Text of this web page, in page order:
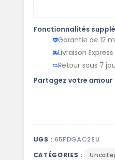
Fonctionnalités
Garantie de 12
Livraison Express
Retour sous 7
Partagez votre amour
UGS : 65FDGAC2EU
CATÉGORIES :